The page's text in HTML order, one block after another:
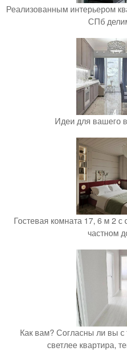
Реализованным интерьером
СПб
Идеи для вашего
Гостевая комната 17, 6 м 2 с
частном
Как вам? Согласны ли вы
светлее квартира,